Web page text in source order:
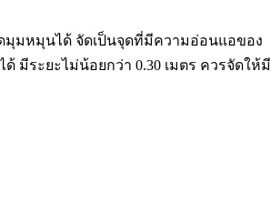
มุมหมุนได้ จัดเป็นจุดที่มีความอ่อนแอของ
มีระยะไม่น้อยกว่า 0.30 เมตร ควรจัดให้มี